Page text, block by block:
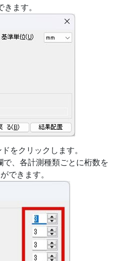
ます。
をクリックします。
で、各計測種類ごとに桁数を
できます。